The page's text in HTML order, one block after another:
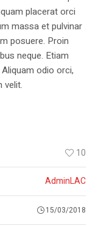
placerat orci
massa et pulvinar
posuere. Proin
neque. Etiam
odio orci,
velit.
10
AdminLAC
15/03/2018